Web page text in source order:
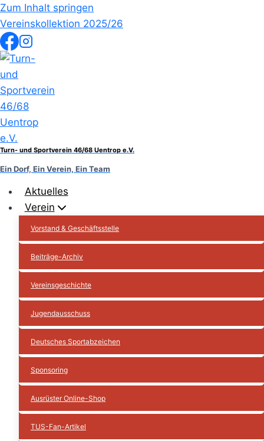
Zum Inhalt springen
Vereinskollektion 2025/26
Turn- und Sportverein 46/68 Uentrop e.V.
Ein Dorf, Ein Verein, Ein Team
Aktuelles
Verein
Vorstand & Geschäftsstelle
Beiträge-Archiv
Vereinsgeschichte
Jugendausschuss
Deutsches Sportabzeichen
Sponsoring
Ausrüster Online-Shop
TUS-Fan-Artikel